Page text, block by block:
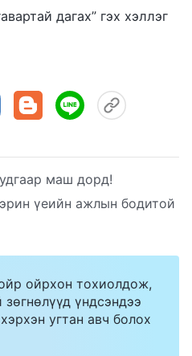
дагах” гэх хэллэг
маш дорд!
үеийн ажлын бодитой
ойрхон тохиолдож,
үндсэндээ
угтан авч болох